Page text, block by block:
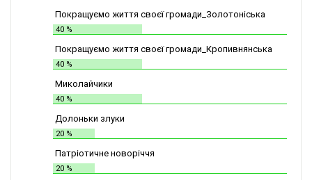
Покращуємо життя своєї громади_Золотоніська
СШІТ №2
40 %
Покращуємо життя своєї громади_Кропивнянська
ЗОШ
40 %
Миколайчики
40 %
Долоньки злуки
20 %
Патріотичне новоріччя
20 %